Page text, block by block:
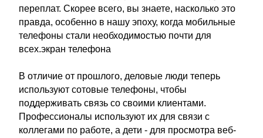
переплат. Скорее всего, вы знаете, насколько это
правда, особенно в нашу эпоху, когда мобильные
телефоны стали необходимостью почти для
всех.экран телефона
В отличие от прошлого, деловые люди теперь
используют сотовые телефоны, чтобы
поддерживать связь со своими клиентами.
Профессионалы используют их для связи с
коллегами по работе, а дети - для просмотра веб-